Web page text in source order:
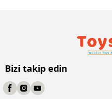
Bizi takip edin